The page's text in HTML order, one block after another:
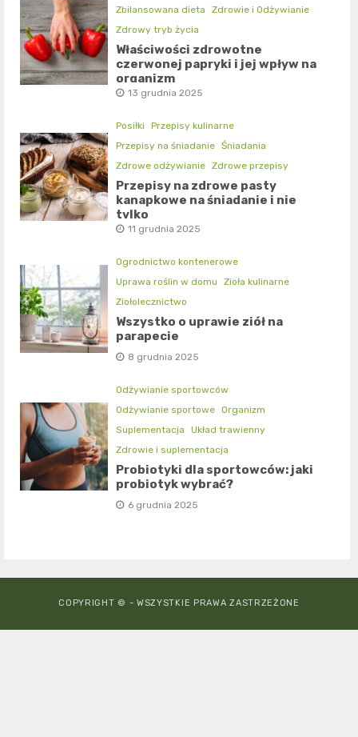
Zbilansowana dieta
Zdrowie i Odżywianie
Zdrowy tryb życia
Właściwości zdrowotne
czerwonej papryki i jej wpływ na
organizm
13 grudnia 2025
Posiłki
Przepisy kulinarne
Przepisy na śniadanie Śniadania
Zdrowe odżywianie Zdrowe przepisy
Przepisy na zdrowe pasty
kanapkowe na śniadanie i nie
tylko
11 grudnia 2025
Ogrodnictwo kontenerowe
Uprawa roślin w domu
Zioła kulinarne
Ziołolecznictwo
Wszystko o uprawie ziół na
parapecie
8 grudnia 2025
Odżywianie sportowców
Odżywianie sportowe Organizm
Suplementacja
Układ trawienny
Zdrowie i suplementacja
Probiotyki dla sportowców: jaki
probiotyk wybrać?
6 grudnia 2025
COPYRIGHT © - WSZYSTKIE PRAWA ZASTRZEŻONE